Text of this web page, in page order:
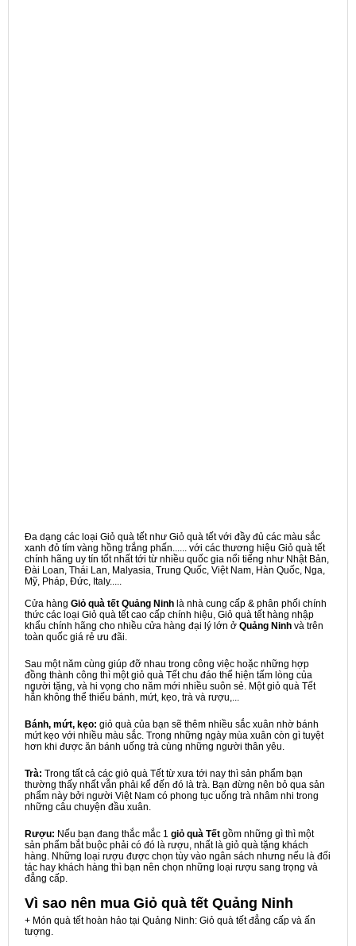
Đa dạng các loại Giỏ quà tết như Giỏ quà tết với đầy đủ các màu sắc
xanh đỏ tím vàng hồng trắng phấn...... với các thương hiệu Giỏ quà tết
chính hãng uy tín tốt nhất tới từ nhiều quốc gia nổi tiếng như Nhật Bản,
Đài Loan, Thái Lan, Malyasia, Trung Quốc, Việt Nam, Hàn Quốc, Nga,
Mỹ, Pháp, Đức, Italy.....
Cửa hàng Giỏ quà tết Quảng Ninh là nhà cung cấp & phân phối chính
thức các loại Giỏ quà tết cao cấp chính hiệu, Giỏ quà tết hàng nhập
khẩu chính hãng cho nhiều cửa hàng đại lý lớn ở Quảng Ninh và trên
toàn quốc giá rẻ ưu đãi.
Sau một năm cùng giúp đỡ nhau trong công việc hoặc những hợp
đồng thành công thì một giỏ quà Tết chu đáo thể hiện tấm lòng của
người tặng, và hi vọng cho năm mới nhiều suôn sẻ. Một giỏ quà Tết
hẳn không thể thiếu bánh, mứt, kẹo, trà và rượu,...
Bánh, mứt, kẹo: giỏ quà của bạn sẽ thêm nhiều sắc xuân nhờ bánh
mứt kẹo với nhiều màu sắc. Trong những ngày mùa xuân còn gì tuyệt
hơn khi được ăn bánh uống trà cùng những người thân yêu.
Trà: Trong tất cả các giỏ quà Tết từ xưa tới nay thì sản phẩm bạn
thường thấy nhất vẫn phải kể đến đó là trà. Bạn đừng nên bỏ qua sản
phẩm này bởi người Việt Nam có phong tục uống trà nhâm nhi trong
những câu chuyện đầu xuân.
Rượu: Nếu bạn đang thắc mắc 1 giỏ quà Tết gồm những gì thì một
sản phẩm bắt buộc phải có đó là rượu, nhất là giỏ quà tặng khách
hàng. Những loại rượu được chọn tùy vào ngân sách nhưng nếu là đối
tác hay khách hàng thì bạn nên chọn những loại rượu sang trọng và
đẳng cấp.
Vì sao nên mua Giỏ quà tết Quảng Ninh
+ Món quà tết hoàn hảo tại Quảng Ninh: Giỏ quà tết đẳng cấp và ấn
tượng.